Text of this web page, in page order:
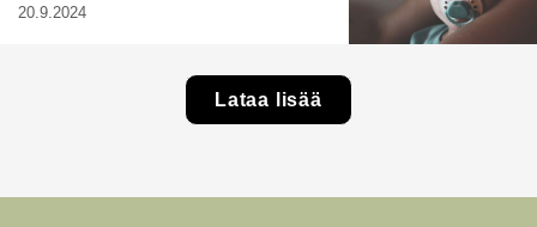
20.9.2024
Lataa lisää